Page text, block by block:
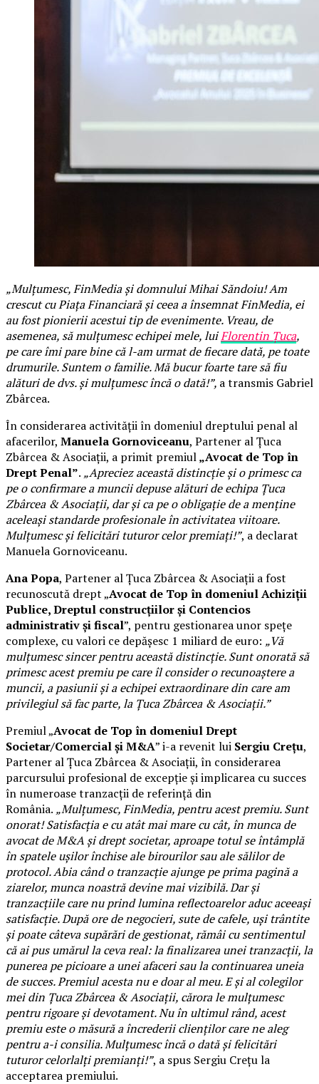
„Mulțumesc, FinMedia și domnului Mihai Săndoiu! Am
crescut cu Piața Financiară și ceea a însemnat FinMedia, ei
au fost pionierii acestui tip de evenimente. Vreau, de
asemenea, să mulțumesc echipei mele, luiFlorentin Țuca,
pe care îmi pare bine că l-am urmat de fiecare dată, pe toate
drumurile. Suntem o familie. Mă bucur foarte tare să fiu
alături de dvs. și mulțumesc încă o dată!”, a transmis Gabriel
Zbârcea.
În considerarea activității în domeniul dreptului penal al
afacerilor, Manuela Gornoviceanu, Partener al Țuca
Zbârcea & Asociații, a primit premiul„Avocat de Top în
Drept Penal”. „Apreciez această distincție și o primesc ca
pe o confirmare a muncii depuse alături de echipa Țuca
Zbârcea & Asociații, dar și ca pe o obligație de a menține
aceleași standarde profesionale în activitatea viitoare.
Mulțumesc și felicitări tuturor celor premiați!”, a declarat
Manuela Gornoviceanu.
Ana Popa, Partener al Țuca Zbârcea & Asociații a fost
recunoscută drept „Avocat de Top în domeniul Achiziții
Publice, Dreptul construcțiilor și Contencios
administrativ și fiscal”, pentru gestionarea unor spețe
complexe, cu valori ce depășesc 1 miliard de euro: „Vă
mulțumesc sincer pentru această distincție. Sunt onorată să
primesc acest premiu pe care îl consider o recunoaștere a
muncii, a pasiunii și a echipei extraordinare din care am
privilegiul să fac parte, la Țuca Zbârcea & Asociații.”
Premiul „Avocat de Top în domeniul Drept
Societar/Comercial și M&A” i-a revenit lui Sergiu Crețu,
Partener al Țuca Zbârcea & Asociații, în considerarea
parcursului profesional de excepție și implicarea cu succes
în numeroase tranzacții de referință din
România. „Mulțumesc, FinMedia, pentru acest premiu. Sunt
onorat! Satisfacția e cu atât mai mare cu cât, în munca de
avocat de M&A și drept societar, aproape totul se întâmplă
în spatele ușilor închise ale birourilor sau ale sălilor de
protocol. Abia când o tranzacție ajunge pe prima pagină a
ziarelor, munca noastră devine mai vizibilă. Dar și
tranzacțiile care nu prind lumina reflectoarelor aduc aceeași
satisfacție. După ore de negocieri, sute de cafele, uși trântite
și poate câteva supărări de gestionat, rămâi cu sentimentul
că ai pus umărul la ceva real: la finalizarea unei tranzacții, la
punerea pe picioare a unei afaceri sau la continuarea uneia
de succes. Premiul acesta nu e doar al meu. E și al colegilor
mei din Țuca Zbârcea & Asociații, cărora le mulțumesc
pentru rigoare și devotament. Nu în ultimul rând, acest
premiu este o măsură a încrederii clienților care ne aleg
pentru a-i consilia. Mulțumesc încă o dată și felicitări
tuturor celorlalți premianți!”, a spus Sergiu Crețu la
acceptarea premiului.